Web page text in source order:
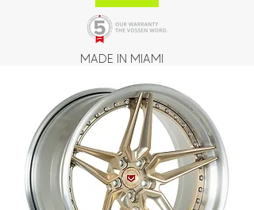
MADE IN MIAMI